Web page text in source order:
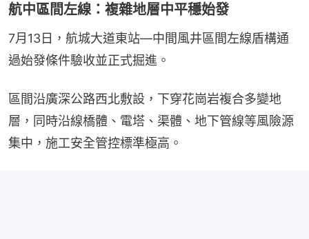
航中區間左線：複雜地層中平穩始發
7月13日，航城大道東站—中間風井區間左線盾構通
過始發條件驗收並正式掘進。
區間沿廣深公路西北敷設，下穿花崗岩複合多變地
層，同時沿線橋體、電塔、渠體、地下管線等風險源
集中，施工安全管控標準極高。